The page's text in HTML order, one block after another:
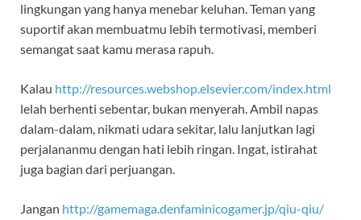
lingkungan yang hanya menebar keluhan. Teman yang
suportif akan membuatmu lebih termotivasi, memberi
semangat saat kamu merasa rapuh.
Kalau http://resources.webshop.elsevier.com/index.html
lelah berhenti sebentar, bukan menyerah. Ambil napas
dalam-dalam, nikmati udara sekitar, lalu lanjutkan lagi
perjalananmu dengan hati lebih ringan. Ingat, istirahat
juga bagian dari perjuangan.
Jangan http://gamemaga.denfaminicogamer.jp/qiu-qiu/